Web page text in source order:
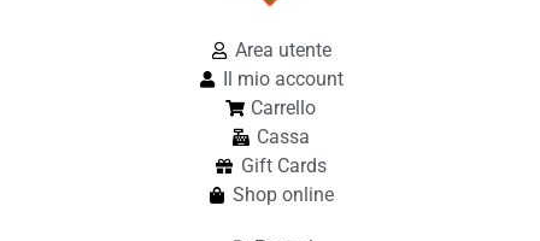
Area utente
Il mio account
Carrello
Cassa
Gift Cards
Shop online